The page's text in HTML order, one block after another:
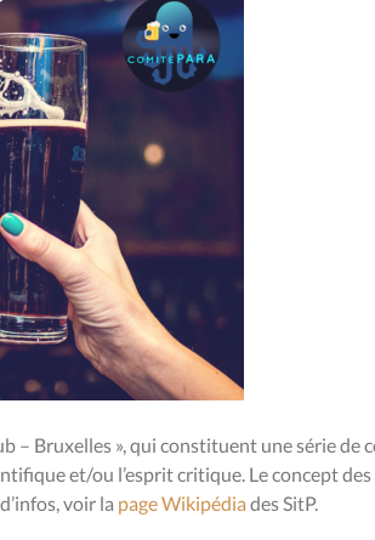
– Bruxelles », qui constituent une série de
et/ou l’esprit critique. Le concept des
voir la page Wikipédia des SitP.